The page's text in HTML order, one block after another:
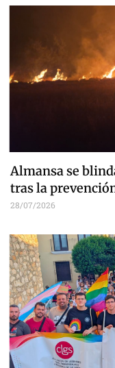
Almansa se
tras la
28/07/2026